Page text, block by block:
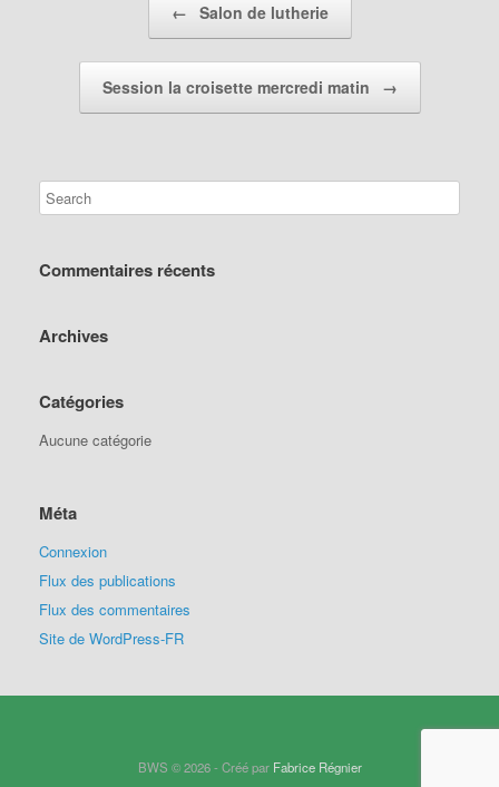
← Salon de lutherie
Session la croisette mercredi matin →
Commentaires récents
Archives
Catégories
Aucune catégorie
Méta
Connexion
Flux des publications
Flux des commentaires
Site de WordPress-FR
BWS © 2026 - Créé par Fabrice Régnier